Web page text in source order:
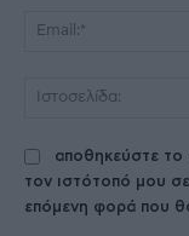
αποθηκεύστε το
τον ιστότοπό μου
επόμενη φορά που